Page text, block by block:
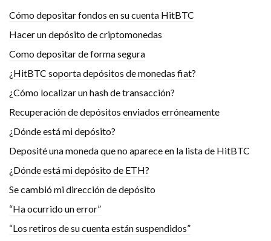
Cómo depositar fondos en su cuenta HitBTC
Hacer un depósito de criptomonedas
Como depositar de forma segura
¿HitBTC soporta depósitos de monedas fiat?
¿Cómo localizar un hash de transacción?
Recuperación de depósitos enviados erróneamente
¿Dónde está mi depósito?
Deposité una moneda que no aparece en la lista de HitBTC
¿Dónde está mi depósito de ETH?
Se cambió mi dirección de depósito
“Ha ocurrido un error”
“Los retiros de su cuenta están suspendidos”